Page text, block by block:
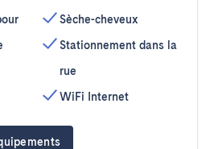
Sèche-cheveux
Stationnement dans la
rue
WiFi Internet